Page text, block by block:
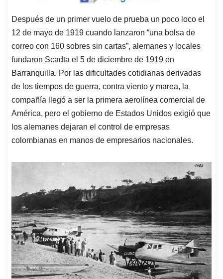
Después de un primer vuelo de prueba un poco loco el
12 de mayo de 1919 cuando lanzaron “una bolsa de
correo con 160 sobres sin cartas”, alemanes y locales
fundaron Scadta el 5 de diciembre de 1919 en
Barranquilla. Por las dificultades cotidianas derivadas
de los tiempos de guerra, contra viento y marea, la
compañía llegó a ser la primera aerolínea comercial de
América, pero el gobierno de Estados Unidos exigió que
los alemanes dejaran el control de empresas
colombianas en manos de empresarios nacionales.